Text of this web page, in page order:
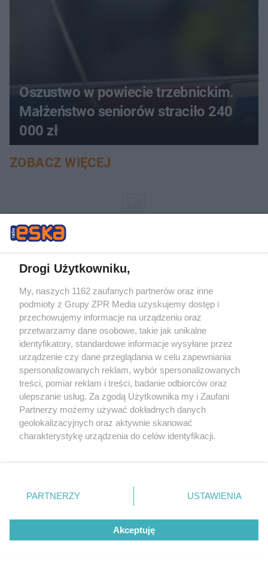
Oszustwo w powiecie trzebnickim.
Małżeństwo seniorów straciło 240
000 zł
ZOBACZ WIĘCEJ
rozpowszechniany lub dalej rozpowszechniany w jakikolwiek sposób (w
tym także elektroniczny lub mechaniczny) na jakimkolwiek polu
eksploatacji w jakiejkolwiek formie, włącznie z umieszczaniem w
Drogi Użytkowniku,
My, naszych 1162 zaufanych partnerów oraz inne
podmioty z Grupy ZPR Media uzyskujemy dostęp i
przechowujemy informacje na urządzeniu oraz
przetwarzamy dane osobowe, takie jak unikalne
identyfikatory, standardowe informacje wysyłane przez
urządzenie czy dane przeglądania w celu zapewniania
spersonalizowanych reklam, wybór spersonalizowanych
treści, pomiar reklam i treści, badanie odbiorców oraz
ulepszanie usług. Za zgodą Użytkownika my i Zaufani
Partnerzy możemy używać dokładnych danych
geolokalizacyjnych oraz aktywnie skanować
charakterystykę urządzenia do celów identyfikacji.
zmienić/wycofać klikając przycisk ustawień prywatności
znajdujący się w lewym dolnym rogu strony
rodzaje przetwarzania danych nie wymagają zgody
użytkownika, ale masz prawo sprzeciwić się takiemu
przetwarzaniu. Preferencje będą miały zastosowanie tylko
PARTNERZY USTAWIENIA
Akceptuję